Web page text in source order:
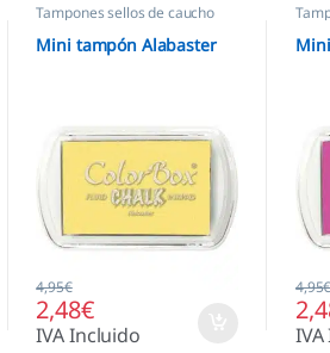
Tampones sellos de caucho
Mini tampón Alabaster
2,48€
4,95€
IVA Incluido
4,95